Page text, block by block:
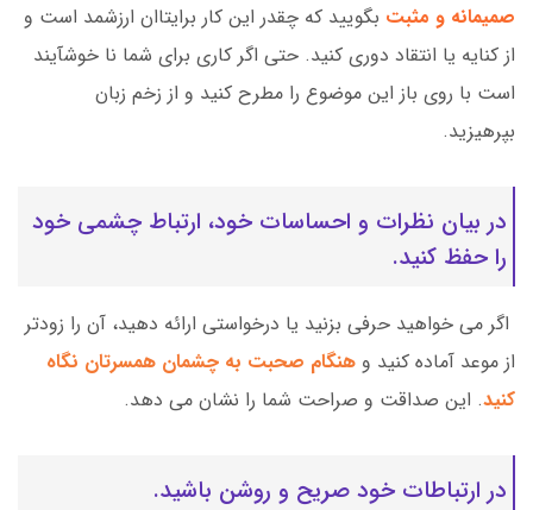
صمیمانه و مثبت بگویید که چقدر این کار برایتاان ارزشمد است و
از کنایه یا انتقاد دوری کنید. حتی اگر کاری برای شما نا خوشآیند
است با روی باز این موضوع را مطرح کنید و از زخم زبان
بپرهیزید.
در بیان نظرات و احساسات خود، ارتباط چشمی خود
را حفظ کنید.
اگر می خواهید حرفی بزنید یا درخواستی ارائه دهید، آن را زودتر
از موعد آماده کنید و هنگام صحبت به چشمان همسرتان نگاه
کنید. این صداقت و صراحت شما را نشان می دهد.
در ارتباطات خود صریح و روشن باشید.